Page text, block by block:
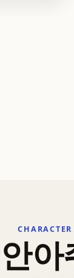
CHARACTER
아